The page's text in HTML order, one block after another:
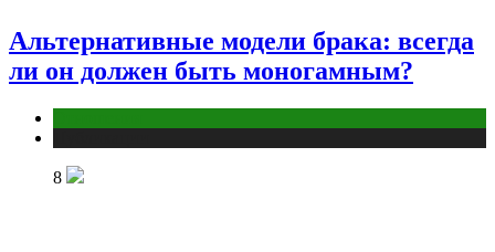
Альтернативные модели брака: всегда
ли он должен быть моногамным?
8